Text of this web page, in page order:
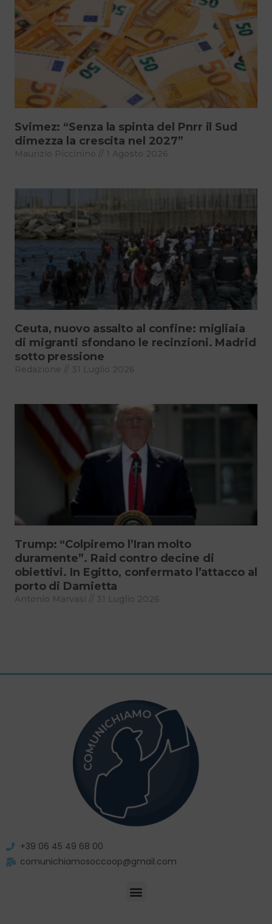
Svimez: “Senza la spinta del Pnrr il Sud
dimezza la crescita nel 2027”
Maurizio Piccinino 1 Agosto 2026
Ceuta, nuovo assalto al confine: migliaia
di migranti sfondano le recinzioni. Madrid
sotto pressione
Redazione 31 Luglio 2026
Trump: “Colpiremo l’Iran molto
duramente”. Raid contro decine di
obiettivi. In Egitto, confermato l’attacco al
porto di Damietta
Antonio Marvasi 31 Luglio 2026
+39 06 45 49 68 00
comunichiamosoccoop@gmail.com